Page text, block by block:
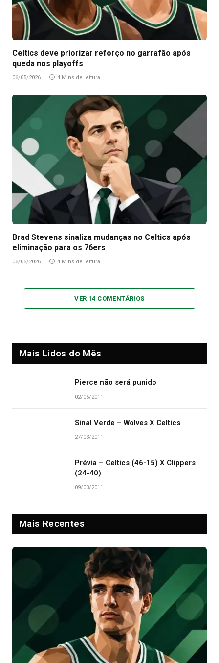
Celtics deve priorizar reforço no garrafão após
queda nos playoffs
06/05/2026 4 Mins de leitura
Brad Stevens sinaliza mudanças no Celtics após
eliminação para os 76ers
06/05/2026 4 Mins de leitura
VER 14 COMENTÁRIOS
Mais Lidos do Mês
Pierce não será punido
02/05/2011
Sinal Verde – Wolves X Celtics
27/03/2011
Prévia – Celtics (46-15) X Clippers
(24-40)
09/03/2011
Mais Recentes